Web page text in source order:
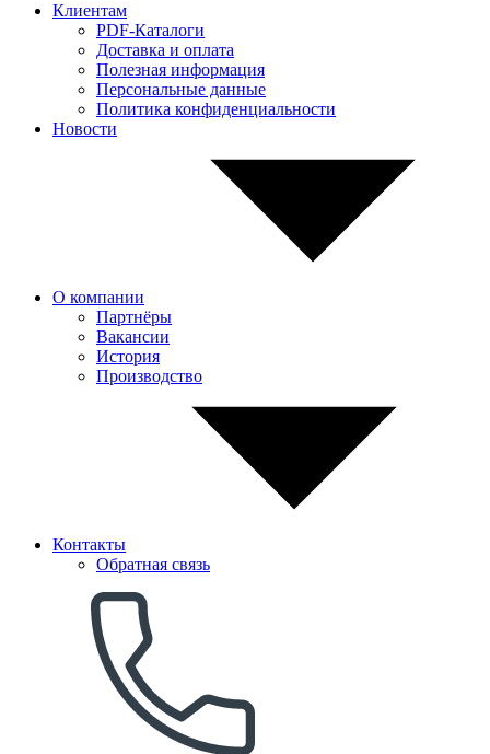
Клиентам
PDF-Каталоги
Доставка и оплата
Полезная информация
Персональные данные
Политика конфиденциальности
Новости
О компании
Партнёры
Вакансии
История
Производство
Контакты
Обратная связь